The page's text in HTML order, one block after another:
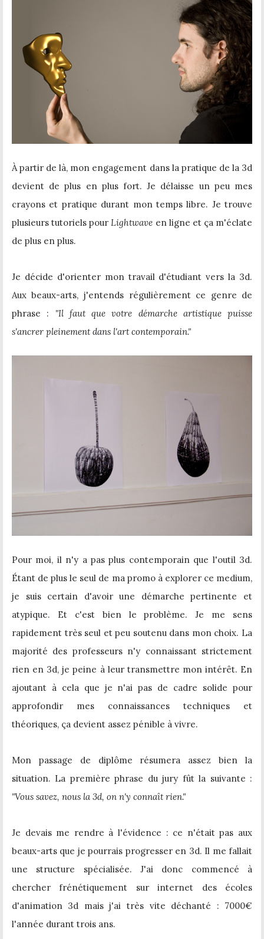
À partir de là, mon engagement dans la pratique de la 3d
devient de plus en plus fort. Je délaisse un peu mes
crayons et pratique durant mon temps libre. Je trouve
plusieurs tutoriels pour Lightwave en ligne et ça m'éclate
de plus en plus.
Je décide d'orienter mon travail d'étudiant vers la 3d.
Aux beaux-arts, j'entends régulièrement ce genre de
phrase : "Il faut que votre démarche artistique puisse
s'ancrer pleinement dans l'art contemporain."
Pour moi, il n'y a pas plus contemporain que l'outil 3d.
Étant de plus le seul de ma promo à explorer ce medium,
je suis certain d'avoir une démarche pertinente et
atypique. Et c'est bien le problème. Je me sens
rapidement très seul et peu soutenu dans mon choix. La
majorité des professeurs n'y connaissant strictement
rien en 3d, je peine à leur transmettre mon intérêt. En
ajoutant à cela que je n'ai pas de cadre solide pour
approfondir mes connaissances techniques et
théoriques, ça devient assez pénible à vivre.
Mon passage de diplôme résumera assez bien la
situation. La première phrase du jury fût la suivante :
"Vous savez, nous la 3d, on n'y connaît rien."
Je devais me rendre à l'évidence : ce n'étaitpas aux
beaux-arts que je pourrais progresser en 3d. Il me fallait
une structure spécialisée. J'ai donc commencé à
chercher frénétiquement sur internet des écoles
d'animation 3d mais j'ai très vite déchanté : 7000€
l'année durant trois ans.